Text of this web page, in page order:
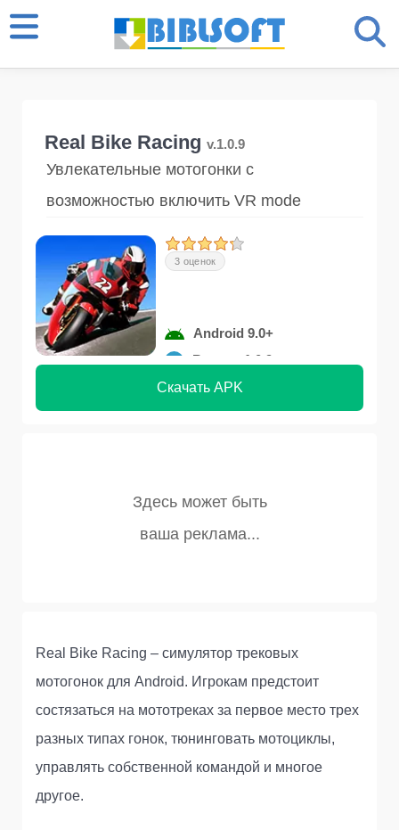
Real Bike Racing v.1.0.9
Увлекательные мотогонки с
возможностью включить VR mode
3 оценок
Android 9.0+
Версия 1.0.9
Скачать APK
Real Bike Racing – симулятор трековых
мотогонок для Android. Игрокам предстоит
состязаться на мототреках за первое место трех
разных типах гонок, тюнинговать мотоциклы,
управлять собственной командой и многое
другое.